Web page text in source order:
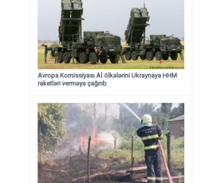
Avropa Komissiyası Aİ ölkələrini Ukraynaya HHM
raketləri verməyə çağırıb